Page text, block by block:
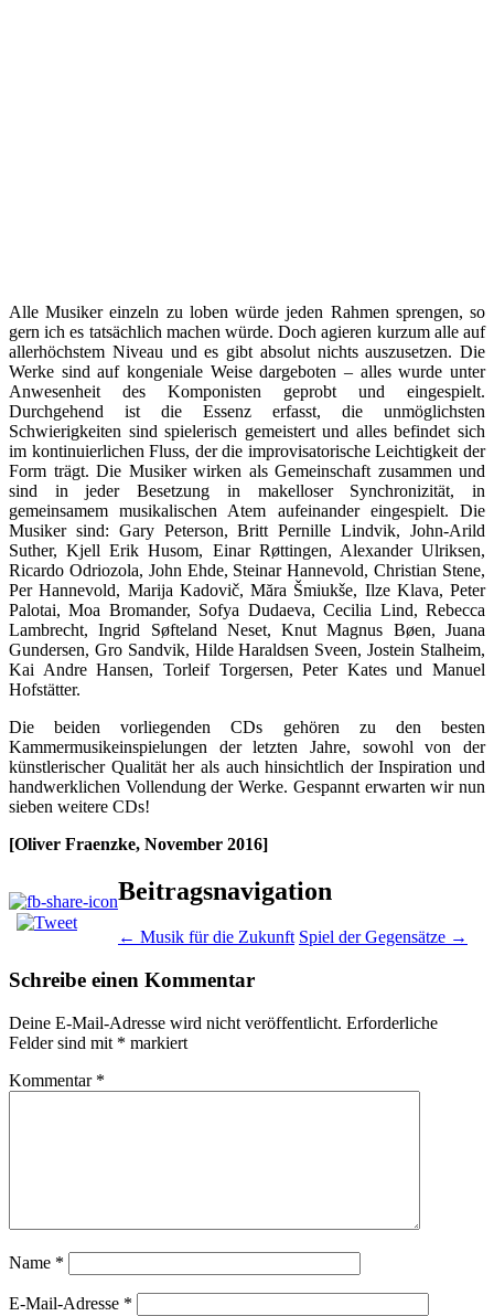
Alle Musiker einzeln zu loben würde jeden Rahmen sprengen, so
gern ich es tatsächlich machen würde. Doch agieren kurzum alle auf
allerhöchstem Niveau und es gibt absolut nichts auszusetzen. Die
Werke sind auf kongeniale Weise dargeboten – alles wurde unter
Anwesenheit des Komponisten geprobt und eingespielt.
Durchgehend ist die Essenz erfasst, die unmöglichsten
Schwierigkeiten sind spielerisch gemeistert und alles befindet sich
im kontinuierlichen Fluss, der die improvisatorische Leichtigkeit der
Form trägt. Die Musiker wirken als Gemeinschaft zusammen und
sind in jeder Besetzung in makelloser Synchronizität, in
gemeinsamem musikalischen Atem aufeinander eingespielt. Die
Musiker sind: Gary Peterson, Britt Pernille Lindvik, John-Arild
Suther, Kjell Erik Husom, Einar Røttingen, Alexander Ulriksen,
Ricardo Odriozola, John Ehde, Steinar Hannevold, Christian Stene,
Per Hannevold, Marija Kadovič, Măra Šmiukše, Ilze Klava, Peter
Palotai, Moa Bromander, Sofya Dudaeva, Cecilia Lind, Rebecca
Lambrecht, Ingrid Søfteland Neset, Knut Magnus Bøen, Juana
Gundersen, Gro Sandvik, Hilde Haraldsen Sveen, Jostein Stalheim,
Kai Andre Hansen, Torleif Torgersen, Peter Kates und Manuel
Hofstätter.
Die beiden vorliegenden CDs gehören zu den besten
Kammermusikeinspielungen der letzten Jahre, sowohl von der
künstlerischer Qualität her als auch hinsichtlich der Inspiration und
handwerklichen Vollendung der Werke. Gespannt erwarten wir nun
sieben weitere CDs!
[Oliver Fraenzke, November 2016]
Beitragsnavigation
← Musik für die Zukunft Spiel der Gegensätze →
Schreibe einen Kommentar
Deine E-Mail-Adresse wird nicht veröffentlicht. Erforderliche
Felder sind mit * markiert
Kommentar *
Name *
E-Mail-Adresse *